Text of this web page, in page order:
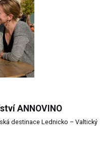
ANNOVINO
destinace Lednicko – Valtický